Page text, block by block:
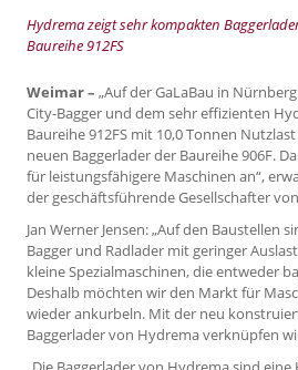
Hydrema zeigt sehr kompakten
Baureihe 912FS
Weimar – „Auf der GaLaBau in
City-Bagger und dem sehr effizienten
Baureihe 912FS mit 10,0 Tonnen
neuen Baggerlader der Baureihe 906F.
für leistungsfähigere Maschinen an“,
der geschäftsführende Gesellschafter
Jan Werner Jensen: „Auf den Baustellen
Bagger und Radlader mit geringer
kleine Spezialmaschinen, die entweder
Deshalb möchten wir den Markt für
wieder ankurbeln. Mit der neu
Baggerlader von Hydrema verknüpfen